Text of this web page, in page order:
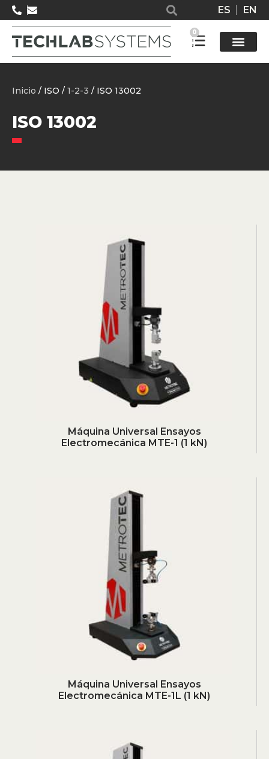
ES EN
0
Inicio / ISO / 1-2-3 / ISO 13002
ISO 13002
Máquina Universal Ensayos
Electromecánica MTE-1 (1 kN)
Máquina Universal Ensayos
Electromecánica MTE-1L (1 kN)